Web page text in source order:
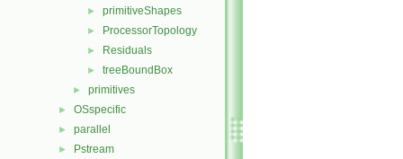
► primitiveShapes
► ProcessorTopology
► Residuals
► treeBoundBox
► primitives
► OSspecific
► parallel
► Pstream